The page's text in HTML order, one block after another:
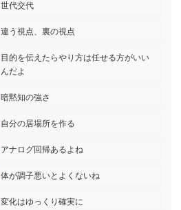
世代交代
違う視点、裏の視点
目的を伝えたらやり方は任せる方がいい
んだよ
暗黙知の強さ
自分の居場所を作る
アナログ回帰あるよね
体が調子悪いとよくないね
変化はゆっくり確実に